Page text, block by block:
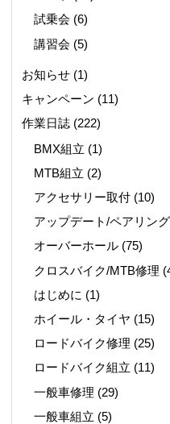
試乗会 (6)
講習会 (5)
お知らせ(1)
キャンペーン (11)
作業日誌(222)
BMX組立 (1)
MTB組立 (2)
アクセサリー取付 (10)
アップデート/ペアリング
オーバーホール (75)
クロスバイク/MTB修理
はじめに (1)
ホイール・タイヤ (15)
ロードバイク修理 (25)
ロードバイク組立 (11)
一般車修理 (29)
一般車組立 (5)